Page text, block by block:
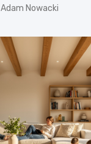
Adam Nowacki